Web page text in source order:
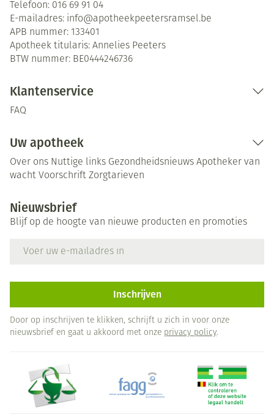
Telefoon: 016 69 91 04
E-mailadres: info@apotheekpeetersramsel.be
APB nummer: 133401
Apotheek titularis: Annelies Peeters
BTW nummer: BE0444246736
Klantenservice
FAQ
Uw apotheek
Over ons Nuttige links Gezondheidsnieuws Apotheker van
wacht Voorschrift Zorgtarieven
Nieuwsbrief
Blijf op de hoogte van nieuwe producten en promoties
Inschrijven
Door op inschrijven te klikken, schrijft u zich in voor onze
nieuwsbrief en gaat u akkoord met onze privacy policy.